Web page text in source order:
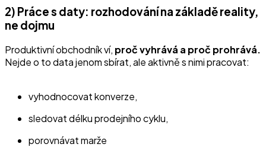
2) Práce s daty: rozhodování na základě reality,
ne dojmu
Produktivní obchodník ví, proč vyhrává a proč prohrává.
Nejde o to data jenom sbírat, ale aktivně s nimi pracovat:
vyhodnocovat konverze,
sledovat délku prodejního cyklu,
porovnávat marže